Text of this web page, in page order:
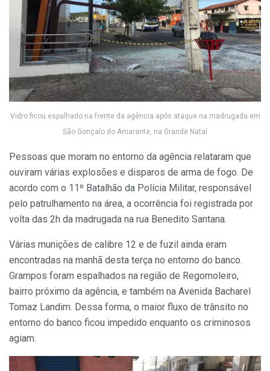
Vidro ficou espalhado na frente da agência após ataque na madrugada em
São Gonçalo do Amarante, na Grande Natal
Pessoas que moram no entorno da agência relataram que
ouviram várias explosões e disparos de arma de fogo. De
acordo com o 11º Batalhão da Polícia Militar, responsável
pelo patrulhamento na área, a ocorrência foi registrada por
volta das 2h da madrugada na rua Benedito Santana.
Várias munições de calibre 12 e de fuzil ainda eram
encontradas na manhã desta terça no entorno do banco.
Grampos foram espalhados na região de Regomoleiro,
bairro próximo da agência, e também na Avenida Bacharel
Tomaz Landim. Dessa forma, o maior fluxo de trânsito no
entorno do banco ficou impedido enquanto os criminosos
agiam.